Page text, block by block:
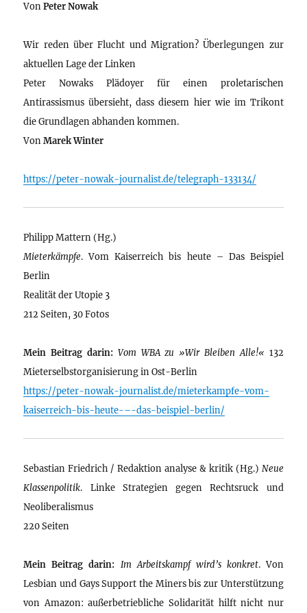
VonPeter Nowak
Wir reden über Flucht und Migration? Überlegungen zur
aktuellen Lage der Linken
Peter Nowaks Plädoyer für einen proletarischen
Antirassismus übersieht, dass diesem hier wie im Trikont
die Grundlagen abhanden kommen.
VonMarek Winter
https://peter-nowak-journalist.de/telegraph-133134/
Philipp Mattern (Hg.)
Mieterkämpfe. Vom Kaiserreich bis heute – Das Beispiel
Berlin
Realität der Utopie 3
212 Seiten, 30 Fotos
Mein Beitrag darin: Vom WBA zu »Wir Bleiben Alle!« 132
Mieterselbstorganisierung in Ost-Berlin
https://peter-nowak-journalist.de/mieterkampfe-vom-
kaiserreich-bis-heute-–-das-beispiel-berlin/
Sebastian Friedrich / Redaktion analyse & kritik (Hg.) Neue
Klassenpolitik. Linke Strategien gegen Rechtsruck und
Neoliberalismus
220 Seiten
Mein Beitrag darin: Im Arbeitskampf wird’s konkret. Von
Lesbian und Gays Support the Miners bis zur Unterstützung
von Amazon: außerbetriebliche Solidarität hilft nicht nur